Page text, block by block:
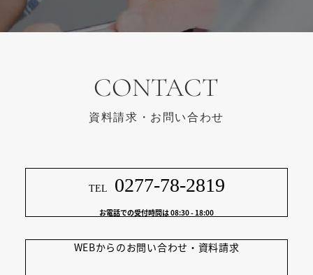
CONTACT
資料請求・お問い合わせ
TEL 0277-78-2819
お電話での受付時間は 08:30 - 18:00
WEBからのお問い合わせ・資料請求